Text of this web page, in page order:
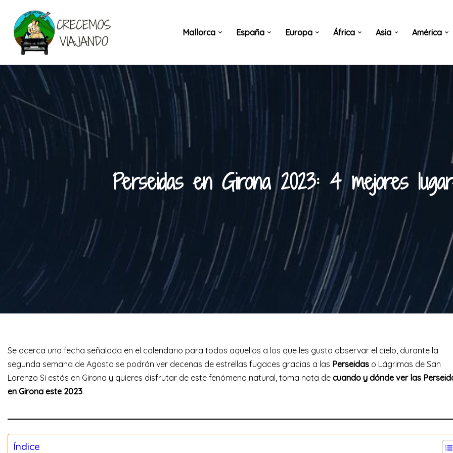
Saltar
contenido
Mallorca España Europa África Asia América
Perseidas en Girona 2023: 4 mejores
Se acerca una fecha señalada en el calendario para todos aquellos a los que les gusta observar el cielo, durante la
segunda semana de Agosto se podrán ver decenas de estrellas fugaces gracias a las Perseidas o Lágrimas de San
Lorenzo Si estás en Girona y quieres disfrutar de este fenómeno natural, toma nota de cuando y dónde ver las
en Girona este 2023.
Índice